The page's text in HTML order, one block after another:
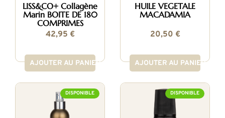
LISS&CO+ Collagène
Marin BOITE DE 180
COMPRIMES
42,95 €
AJOUTER AU PANIER
HUILE VEGETALE
MACADAMIA
20,50 €
AJOUTER AU PANIER
DISPONIBLE DISPONIBLE